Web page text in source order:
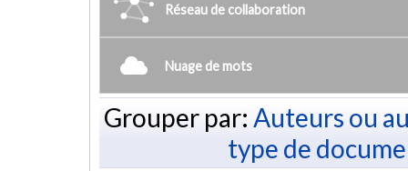
Réseau de collaboration
Nuage de mots
Grouper par: Auteurs ou
type de